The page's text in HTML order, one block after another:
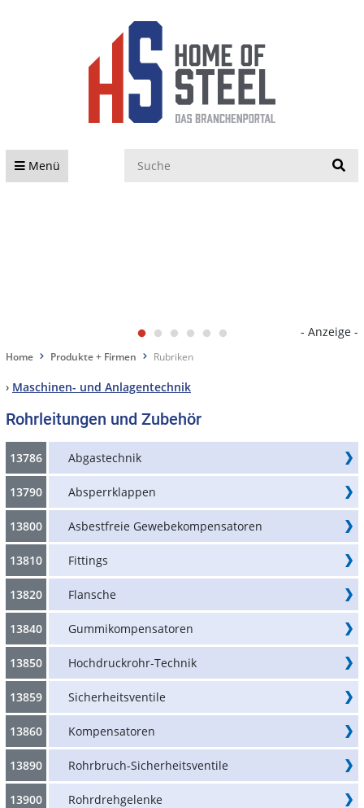
Menü
- Anzeige -
Home Produkte + Firmen Rubriken
› Maschinen- und Anlagentechnik
Rohrleitungen und Zubehör
13786 Abgastechnik
13790 Absperrklappen
13800 Asbestfreie Gewebekompensatoren
13810 Fittings
13820 Flansche
13840 Gummikompensatoren
13850 Hochdruckrohr-Technik
13859 Sicherheitsventile
13860 Kompensatoren
13890 Rohrbruch-Sicherheitsventile
13900 Rohrdrehgelenke